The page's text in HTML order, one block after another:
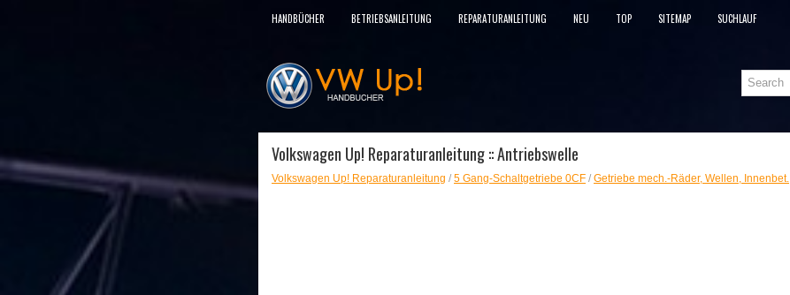
HANDBÜCHER BETRIEBSANLEITUNG REPARATURANLEITUNG NEU TOP SITEMAP SUCHLAUF
Volkswagen Up! Reparaturanleitung :: Antriebswelle
Volkswagen Up! Reparaturanleitung / 5 Gang-Schaltgetriebe 0CF / Getriebe mech.-Räder, Wellen, Innenbet.